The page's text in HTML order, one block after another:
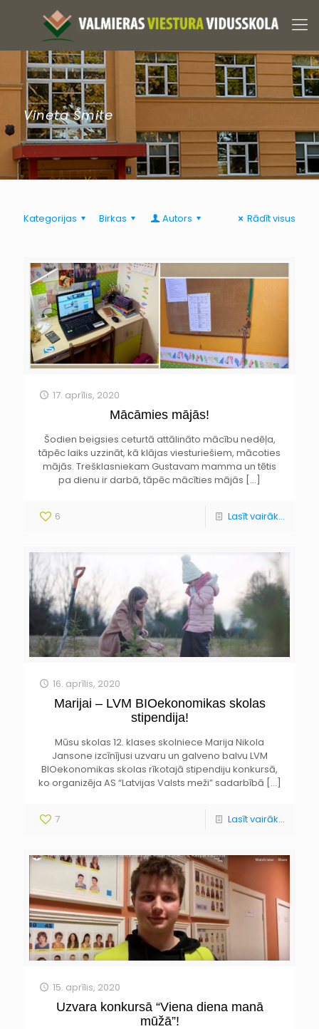
Vineta Šmite
Kategorijas Birkas Autors Rādīt visus
17. aprīlis, 2020
Mācāmies mājās!
Šodien beigsies ceturtā attālināto mācību nedēļa,
tāpēc laiks uzzināt, kā klājas viesturiešiem, mācoties
mājās. Trešklasniekam Gustavam mamma un tētis
pa dienu ir darbā, tāpēc mācīties mājās […]
6 Lasīt vairāk...
16. aprīlis, 2020
Marijai – LVM BIOekonomikas skolas
stipendija!
Mūsu skolas 12. klases skolniece Marija Nikola
Jansone izcīnījusi uzvaru un galveno balvu LVM
BIOekonomikas skolas rīkotajā stipendiju konkursā,
ko organizēja AS “Latvijas Valsts meži” sadarbībā […]
7 Lasīt vairāk...
15. aprīlis, 2020
Uzvara konkursā “Viena diena manā
mūžā”!